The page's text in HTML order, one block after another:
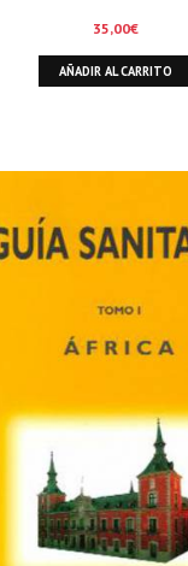
35,00€
AÑADIR AL CARRITO